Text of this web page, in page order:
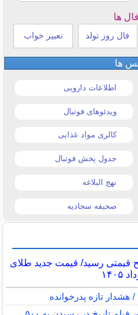
ها
فال روز تولد تعبیر خواب
ها
اطلاعات دارویی
ویدئوهای فوتبال
کالری مواد غذایی
جدول پخش فوتبال
نهج البلاغه
صحیفه سجادیه
قیمتی رسید/ قیمت جدید طلای
تازه پدرخوانده